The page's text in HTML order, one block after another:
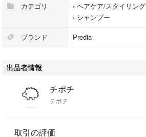
カテゴリ
› ヘアケア/スタイリング
› シャンプー
ブランド Predia
出品者情報
チポチ
チポチ
取引の評価